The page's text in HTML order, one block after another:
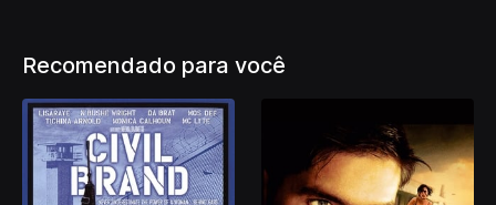
Recomendado para você